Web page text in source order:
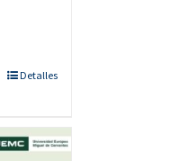
Detalles